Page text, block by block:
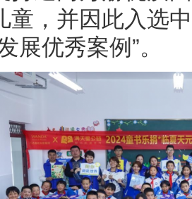
童，并因此入选
展优秀案例”。